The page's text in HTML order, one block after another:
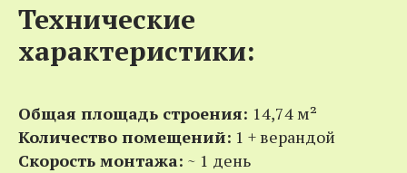
Технические
характеристики:
Общая площадь строения: 14,74 м²
Количество помещений: 1 + верандой
Скорость монтажа: ~ 1 день